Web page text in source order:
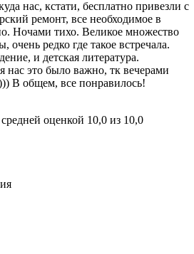
нас, кстати, бесплатно привезли с
ремонт, все необходимое в
Ночами тихо. Великое множество
очень редко где такое встречала.
и детская литература.
нас это было важно, тк вечерами
В общем, все понравилось!
оценкой 10,0 из 10,0